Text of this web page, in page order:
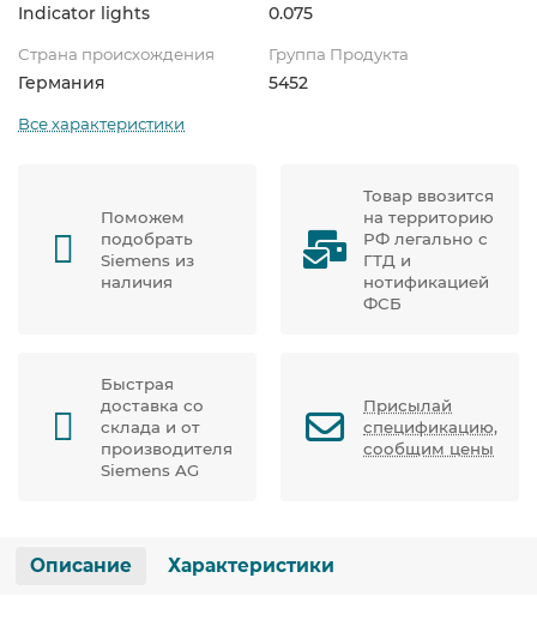
Indicator lights 0.075
Страна происхождения
Германия
Группа Продукта
5452
Все характеристики
Поможем
подобрать
Siemens из
наличия
Товар ввозится
на территорию
РФ легально с
ГТД и
нотификацией
ФСБ
Быстрая
доставка со
склада и от
производителя
Siemens AG
Присылай
спецификацию,
сообщим цены
Описание Характеристики